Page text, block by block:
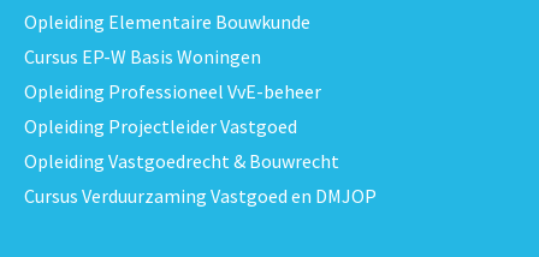
Opleiding Elementaire Bouwkunde
Cursus EP-W Basis Woningen
Opleiding Professioneel VvE-beheer
Opleiding Projectleider Vastgoed
Opleiding Vastgoedrecht & Bouwrecht
Cursus Verduurzaming Vastgoed en DMJOP